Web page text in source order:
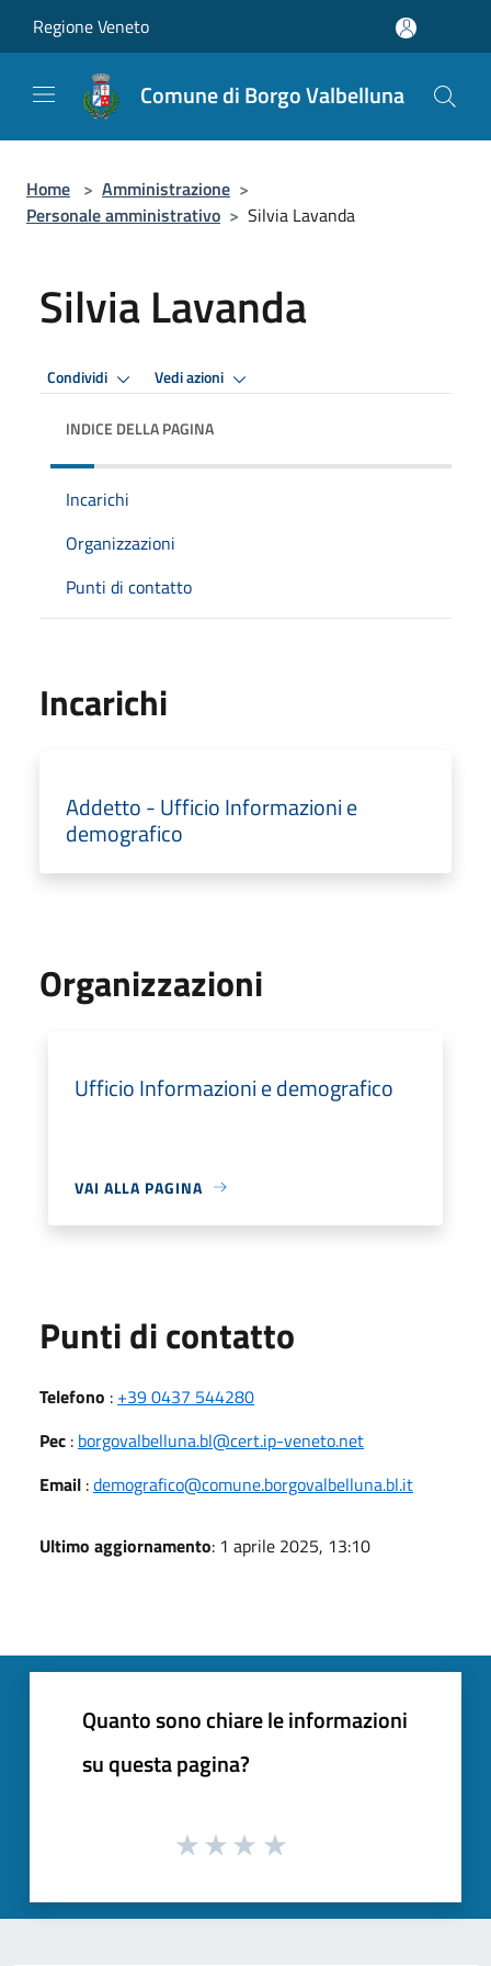
Regione Veneto
Comune di Borgo Valbelluna
Home > Amministrazione >
Personale amministrativo > Silvia Lavanda
Silvia Lavanda
Condividi Vedi azioni
INDICE DELLA PAGINA
Incarichi
Organizzazioni
Punti di contatto
Incarichi
Addetto - Ufficio Informazioni e
demografico
Organizzazioni
Ufficio Informazioni e demografico
VAI ALLA PAGINA
Punti di contatto
Telefono : +39 0437 544280
Pec : borgovalbelluna.bl@cert.ip-veneto.net
Email :demografico@comune.borgovalbelluna.bl.it
Ultimo aggiornamento: 1 aprile 2025, 13:10
Quanto sono chiare le informazioni
su questa pagina?